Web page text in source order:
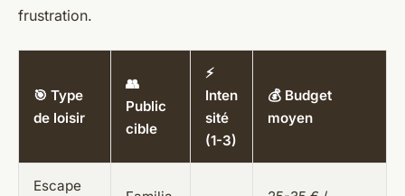
frustration.
🎯 Type
de loisir
👥
Public
cible
⚡
Inten
sité
(1-3)
💰 Budget
moyen
Escape